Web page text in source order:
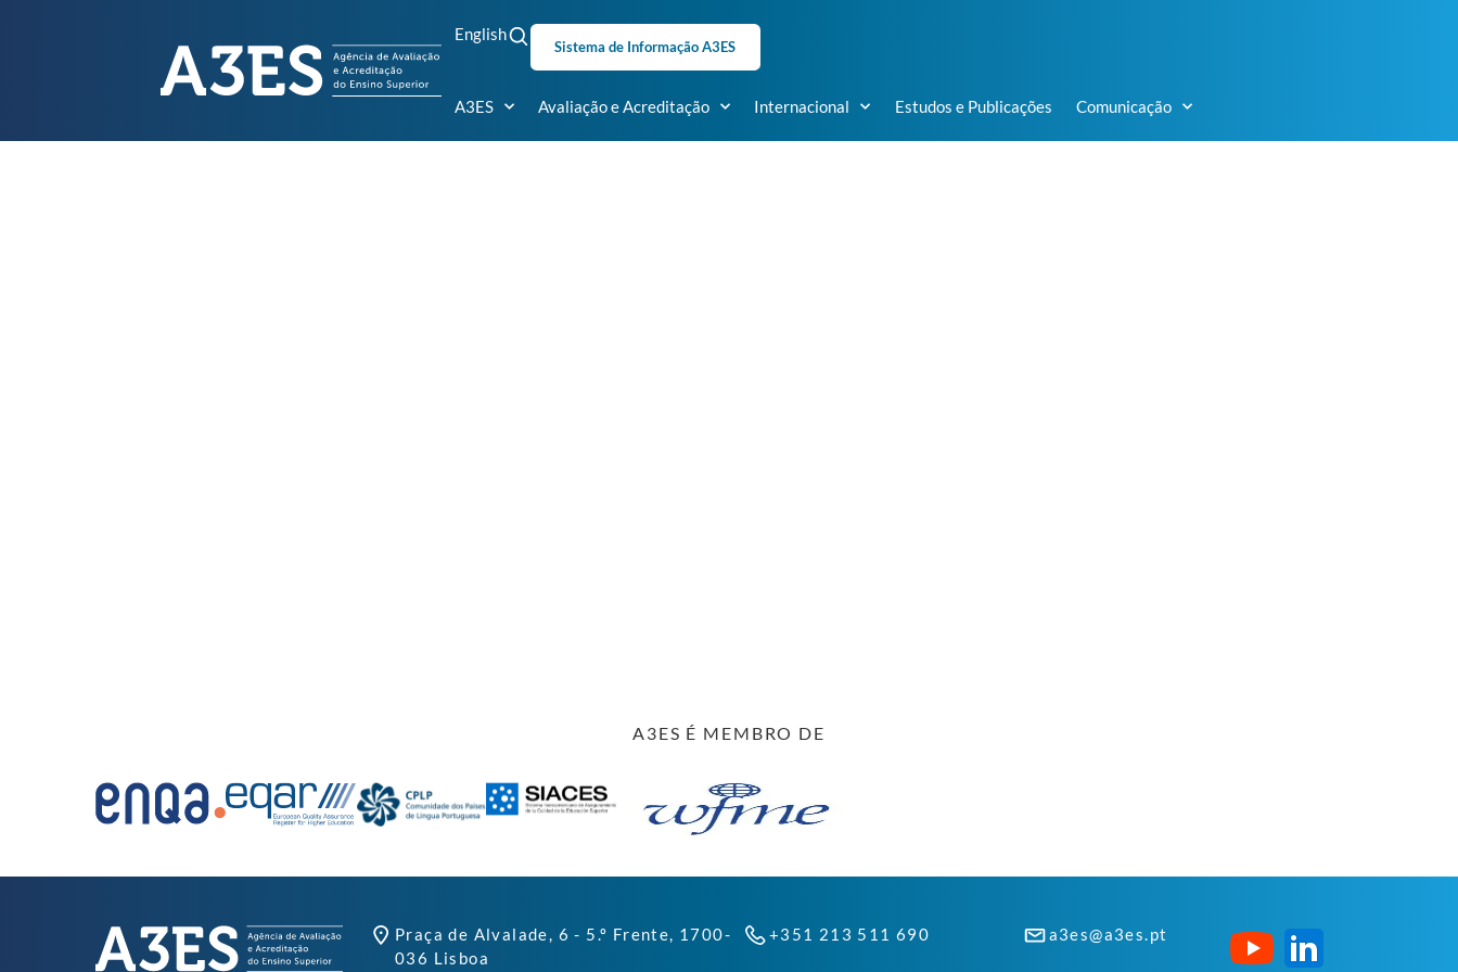
English
Sistema de Informação A3ES
A3ES Avaliação e Acreditação Internacional Estudos e Publicações Comunicação
A3ES É MEMBRO DE
Praça de Alvalade, 6 - 5.º Frente, 1700-
036 Lisboa
+351 213 511 690 a3es@a3es.pt